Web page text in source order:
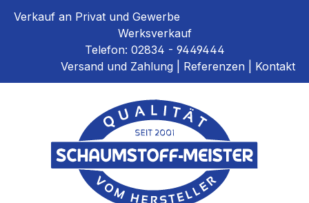
springen
Verkauf an Privat und Gewerbe
Werksverkauf
Telefon: 02834 - 9449444
Versand und Zahlung
Referenzen Kontakt